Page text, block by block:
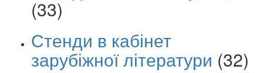
(33)
Стенди в кабінет
зарубіжної літератури (32)